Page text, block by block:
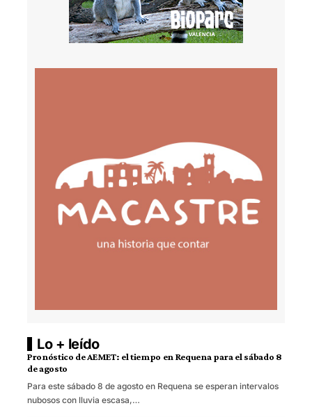
Lo + leído
Pronóstico de AEMET: el tiempo en Requena para el sábado 8
de agosto
Para este sábado 8 de agosto en Requena se esperan intervalos
nubosos con lluvia escasa,…